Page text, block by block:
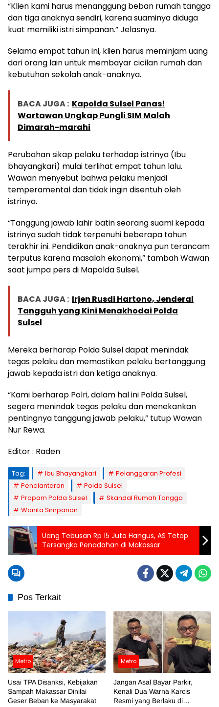
“Klien kami harus menanggung beban rumah tangga
dan tiga anaknya sendiri, karena suaminya diduga
kuat memiliki istri simpanan.” Jelasnya.
Selama empat tahun ini, klien harus meminjam uang
dari orang lain untuk membayar cicilan rumah dan
kebutuhan sekolah anak-anaknya.
BACA JUGA : Kapolda Sulsel Panas!
Wartawan Ungkap Pungli SIM Malah
Dimarah-marahi
Perubahan sikap pelaku terhadap istrinya (Ibu
bhayangkari) mulai terlihat empat tahun lalu.
Wawan menyebut bahwa pelaku menjadi
temperamental dan tidak ingin disentuh oleh
istrinya.
“Tanggung jawab lahir batin seorang suami kepada
istrinya sudah tidak terpenuhi beberapa tahun
terakhir ini. Pendidikan anak-anaknya pun terancam
terputus karena masalah ekonomi,” tambah Wawan
saat jumpa pers di Mapolda Sulsel.
BACA JUGA : Irjen Rusdi Hartono, Jenderal
Tangguh yang Kini Menakhodai Polda
Sulsel
Mereka berharap Polda Sulsel dapat menindak
tegas pelaku dan memastikan pelaku bertanggung
jawab kepada istri dan ketiga anaknya.
“Kami berharap Polri, dalam hal ini Polda Sulsel,
segera menindak tegas pelaku dan menekankan
pentingnya tanggung jawab pelaku,” tutup Wawan
Nur Rewa.
Editor : Raden
Tag: Ibu Bhayangkari
Pelanggaran Profesi
Penelantaran
Polda Sulsel
Propam Polda Sulsel
Skandal Rumah Tangga
Wanita Simpanan
Uang Tebusan Rp 15 Juta Hangus, AS Tetap
Tersangka Penadahan di Makassar
Pos Terkait
Metro
Usai TPA Disanksi, Kebijakan
Sampah Makassar Dinilai
Geser Beban ke Masyarakat
Metro
Jangan Asal Bayar Parkir,
Kenali Dua Warna Karcis
Resmi yang Berlaku di